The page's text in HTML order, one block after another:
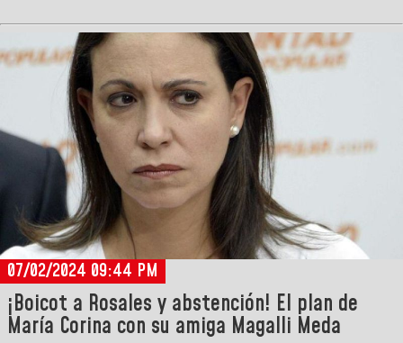
07/02/2024 09:44 PM
¡Boicot a Rosales y abstención! El plan de
María Corina con su amiga Magalli Meda